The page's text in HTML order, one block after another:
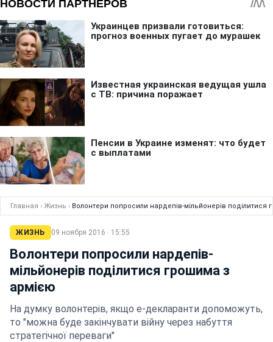
Главная › Жизнь › Волонтери попросили нардепів-мільйонерів поділитися
ЖИЗНЬ 09 ноября 2016 · 15:55
Волонтери попросили нардепів-
мільйонерів поділитися грошима з
армією
На думку волонтерів, якщо е-декларанти допоможуть,
то "можна буде закінчувати війну через набуття
стратегічної переваги"